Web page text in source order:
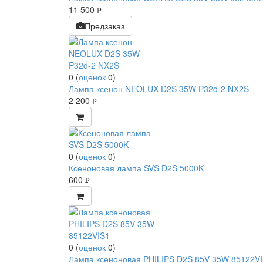
11 500 руб.
Предзаказ
0 (оценок 0)
Лампа ксенон NEOLUX D2S 35W P32d-2 NX2S
2 200 руб.
0 (оценок 0)
Ксеноновая лампа SVS D2S 5000K
600 руб.
0 (оценок 0)
Лампа ксеноновая PHILIPS D2S 85V 35W